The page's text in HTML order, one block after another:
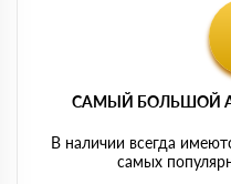
САМЫЙ БОЛЬШОЙ
В наличии всегда
самых